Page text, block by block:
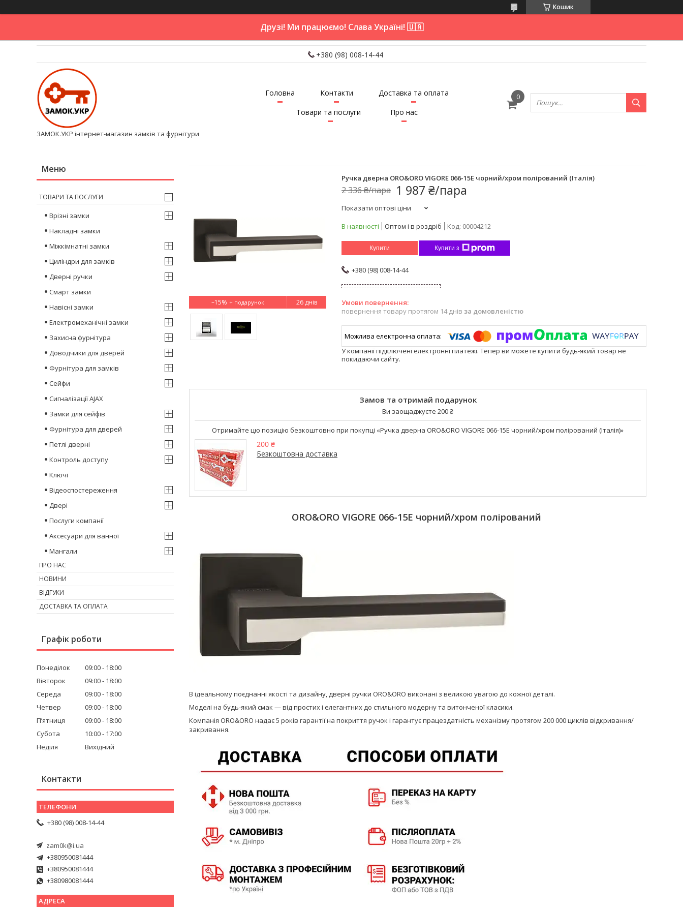
Кошик
Друзі! Ми працюємо! Слава Україні! 🇺🇦
+380 (98) 008-14-44
ЗАМОК.УКР інтернет-магазин замків та фурнітури
Головна Контакти
Доставка та оплата
Товари та послуги
Про нас
–15% 26 днів
Ручка дверна ORO&ORO VIGORE 066-15E чорний/хром полірований (Італія)
2 336 ₴/пара 1 987 ₴/пара
Показати оптові ціни
В наявності
Оптом і в роздріб Код: 00004212
Купити Купити з
+380 (98) 008-14-44
повернення товару протягом 14 днів за домовленістю
У компанії підключені електронні платежі. Тепер ви можете купити будь-який товар не
покидаючи сайту.
Замов та отримай подарунок
Ви заощаджуєте 200 ₴
Отримайте цю позицію безкоштовно при покупці «Ручка дверна ORO&ORO VIGORE 066-15E чорний/хром полірований (Італія)»
200 ₴
Безкоштовна доставка
ORO&ORO VIGORE 066-15E чорний/хром полірований
В ідеальному поєднанні якості та дизайну, дверні ручки ORO&ORO виконані з великою увагою до кожної деталі.
Моделі на будь-який смак — від простих і елегантних до стильного модерну та витонченої класики.
Компанія ORO&ORO надає 5 років гарантії на покриття ручок і гарантує працездатність механізму протягом 200 000 циклів відкривання/
закривання.
ТОВАРИ ТА ПОСЛУГИ
Врізні замки
Накладні замки
Міжкімнатні замки
Циліндри для замків
Дверні ручки
Смарт замки
Навісні замки
Електромеханічні замки
Захисна фурнітура
Доводчики для дверей
Фурнітура для замків
Сейфи
Сигналізації AJAX
Замки для сейфів
Фурнітура для дверей
Петлі дверні
Контроль доступу
Ключі
Відеоспостереження
Двері
Послуги компанії
Аксесуари для ванної
Мангали
ПРО НАС
НОВИНИ
ВІДГУКИ
ДОСТАВКА ТА ОПЛАТА
Графік роботи
Понеділок 09:00
18:00
Вівторок
09:00
18:00
Середа
09:00
18:00
Четвер
09:00
18:00
Пʼятниця
09:00
18:00
Субота
10:00
17:00
Неділя
Вихідний
Контакти
+380 (98) 008-14-44
zam0k@i.ua
+380950081444
+380950081444
+380980081444